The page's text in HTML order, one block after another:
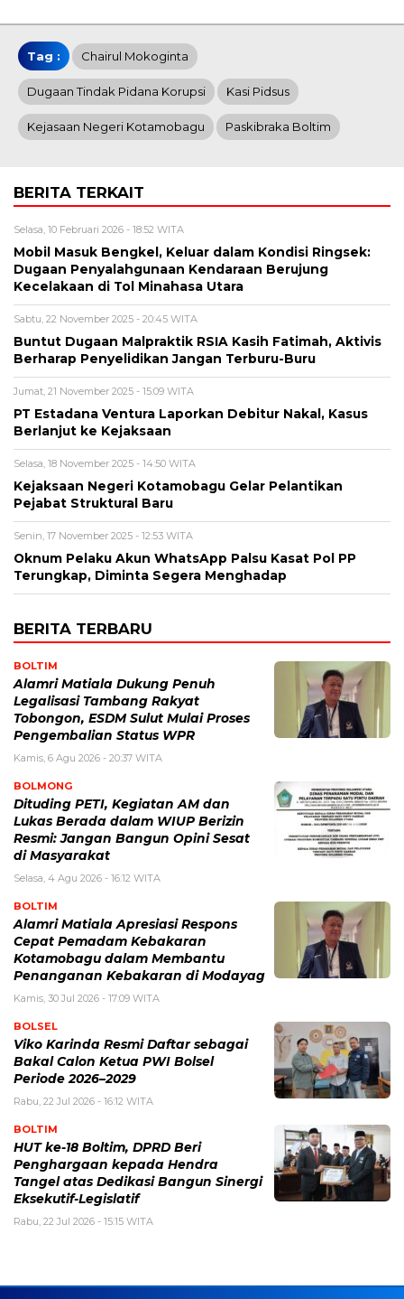
Tag : Chairul Mokoginta
Dugaan Tindak Pidana Korupsi Kasi Pidsus
Kejasaan Negeri Kotamobagu Paskibraka Boltim
BERITA TERKAIT
Selasa, 10 Februari 2026 - 18:52 WITA
Mobil Masuk Bengkel, Keluar dalam Kondisi Ringsek:
Dugaan Penyalahgunaan Kendaraan Berujung
Kecelakaan di Tol Minahasa Utara
Sabtu, 22 November 2025 - 20:45 WITA
Buntut Dugaan Malpraktik RSIA Kasih Fatimah, Aktivis
Berharap Penyelidikan Jangan Terburu-Buru
Jumat, 21 November 2025 - 15:09 WITA
PT Estadana Ventura Laporkan Debitur Nakal, Kasus
Berlanjut ke Kejaksaan
Selasa, 18 November 2025 - 14:50 WITA
Kejaksaan Negeri Kotamobagu Gelar Pelantikan
Pejabat Struktural Baru
Senin, 17 November 2025 - 12:53 WITA
Oknum Pelaku Akun WhatsApp Palsu Kasat Pol PP
Terungkap, Diminta Segera Menghadap
BERITA TERBARU
BOLTIM
Alamri Matiala Dukung Penuh
Legalisasi Tambang Rakyat
Tobongon, ESDM Sulut Mulai Proses
Pengembalian Status WPR
Kamis, 6 Agu 2026 - 20:37 WITA
BOLMONG
Dituding PETI, Kegiatan AM dan
Lukas Berada dalam WIUP Berizin
Resmi: Jangan Bangun Opini Sesat
di Masyarakat
Selasa, 4 Agu 2026 - 16:12 WITA
BOLTIM
Alamri Matiala Apresiasi Respons
Cepat Pemadam Kebakaran
Kotamobagu dalam Membantu
Penanganan Kebakaran di Modayag
Kamis, 30 Jul 2026 - 17:09 WITA
BOLSEL
Viko Karinda Resmi Daftar sebagai
Bakal Calon Ketua PWI Bolsel
Periode 2026–2029
Rabu, 22 Jul 2026 - 16:12 WITA
BOLTIM
HUT ke-18 Boltim, DPRD Beri
Penghargaan kepada Hendra
Tangel atas Dedikasi Bangun Sinergi
Eksekutif-Legislatif
Rabu, 22 Jul 2026 - 15:15 WITA